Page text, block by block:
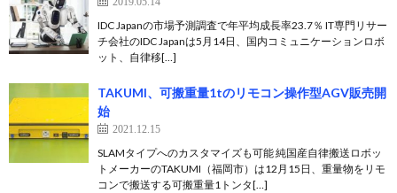
IDC Japanの市場予測調査で年平均成長率23.7％ IT専門リサー
チ会社のIDC Japanは5月14日、国内コミュニケーションロボ
ット、自律移[…]
TAKUMI、可搬重量1tのリモコン操作型AGV販売開
始
2021.12.15
SLAMタイプへのカスタマイズも可能 純国産自律搬送ロボッ
トメーカーのTAKUMI（福岡市）は12月15日、重量物をリモ
コンで搬送する可搬重量1トンタ[…]